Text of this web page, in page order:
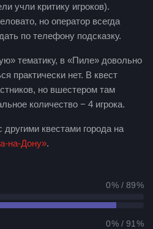
учли критику игроков).
но оператор всегда
по телефону подсказку.
тематику, в «Пиле» довольно
практически нет. В квест
но вшестером там
количество − 4 игрока.
квестами города на
на-Дону».
0 % / 89 %
0 % / 91 %